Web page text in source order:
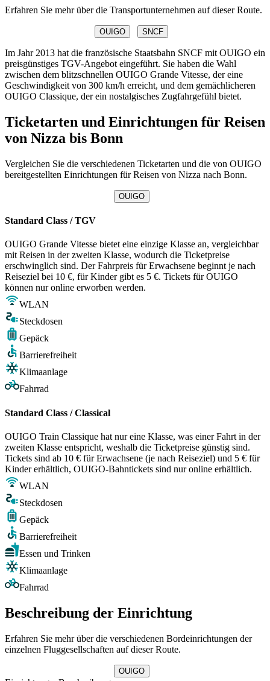
Erfahren Sie mehr über die Transportunternehmen auf dieser Route.
OUIGO SNCF
Im Jahr 2013 hat die französische Staatsbahn SNCF mit OUIGO ein
preisgünstiges TGV-Angebot eingeführt. Sie haben die Wahl
zwischen dem blitzschnellen OUIGO Grande Vitesse, der eine
Geschwindigkeit von 300 km/h erreicht, und dem gemächlicheren
OUIGO Classique, der ein nostalgisches Zugfahrgefühl bietet.
Ticketarten und Einrichtungen für Reisen
von Nizza bis Bonn
Vergleichen Sie die verschiedenen Ticketarten und die von OUIGO
bereitgestellten Einrichtungen für Reisen von Nizza nach Bonn.
OUIGO
Standard Class / TGV
OUIGO Grande Vitesse bietet eine einzige Klasse an, vergleichbar
mit Reisen in der zweiten Klasse, wodurch die Ticketpreise
erschwinglich sind. Der Fahrpreis für Erwachsene beginnt je nach
Reiseziel bei 10 €, für Kinder gibt es 5 €. Tickets für OUIGO
können nur online erworben werden.
WLAN
Steckdosen
Gepäck
Barrierefreiheit
Klimaanlage
Fahrrad
Standard Class / Classical
OUIGO Train Classique hat nur eine Klasse, was einer Fahrt in der
zweiten Klasse entspricht, weshalb die Ticketpreise günstig sind.
Tickets sind ab 10 € für Erwachsene (je nach Reiseziel) und 5 € für
Kinder erhältlich, OUIGO-Bahntickets sind nur online erhältlich.
WLAN
Steckdosen
Gepäck
Barrierefreiheit
Essen und Trinken
Klimaanlage
Fahrrad
Beschreibung der Einrichtung
Erfahren Sie mehr über die verschiedenen Bordeinrichtungen der
einzelnen Fluggesellschaften auf dieser Route.
OUIGO